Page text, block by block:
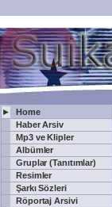
►
Home
Haber Arsiv
Mp3 ve Klipler
Albümler
Gruplar (Tanıtımlar)
Resimler
Şarkı Sözleri
Röportaj Arsivi